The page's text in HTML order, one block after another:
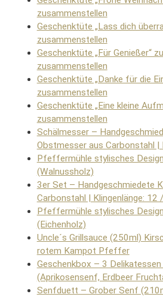
zusammenstellen
Geschenktüte „Lass dich
zusammenstellen
Geschenktüte „Für Genießer“
zusammenstellen
Geschenktüte „Danke für die
zusammenstellen
Geschenktüte „Eine kleine
zusammenstellen
Schälmesser –
Obstmesser aus Carbonstahl |
Pfeffermühle stylisches
(Walnussholz)
3er Set – Handgeschmiedete
Carbonstahl | Klingenlänge:
Pfeffermühle stylisches
(Eichenholz)
Uncle´s Grillsauce (250ml)
rotem Kampot Pfeffer
Geschenkbox – 3
(Aprikosensenf, Erdbeer
Senfduett – Grober Senf